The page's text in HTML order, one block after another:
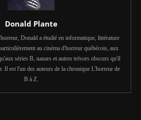
Donald Plante
Donald a étudié en informatique, littérature
au cinéma d'horreur québécois, aux
séries B, nanars et autres trésors obscurs qu'il
Il est l'un des auteurs de la chronique L'horreur de
B à Z.